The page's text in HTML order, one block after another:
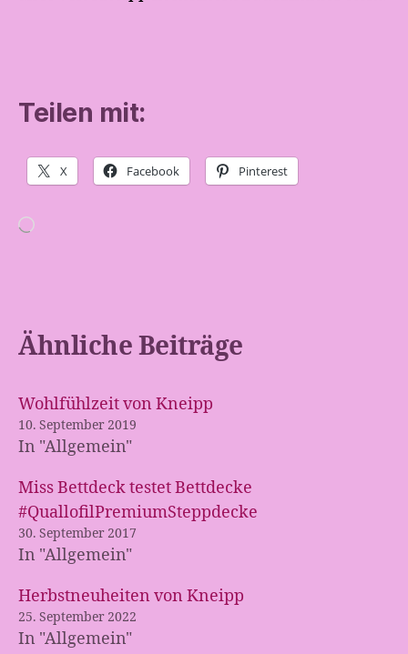
Teilen mit:
X Facebook Pinterest
Ähnliche Beiträge
Wohlfühlzeit von Kneipp
10. September 2019
In "Allgemein"
Miss Bettdeck testet Bettdecke
#QuallofilPremiumSteppdecke
30. September 2017
In "Allgemein"
Herbstneuheiten von Kneipp
25. September 2022
In "Allgemein"